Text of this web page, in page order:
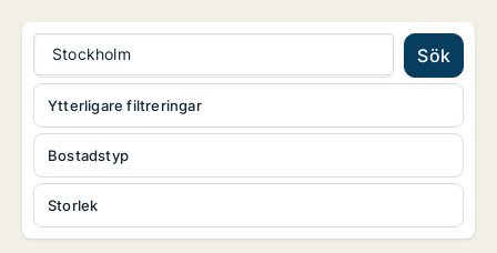
Stockholm Sök
Bostadstyp
Storlek
Ytterligare filtreringar